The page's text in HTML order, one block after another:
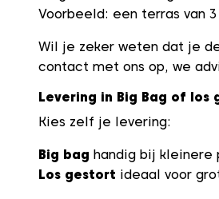
Voorbeeld: een terras van
Wil je zeker weten dat je
contact met ons op, we
Levering in Big Bag of los
Kies zelf je levering:
Big bag handig bij kleinere
Los gestort ideaal voor